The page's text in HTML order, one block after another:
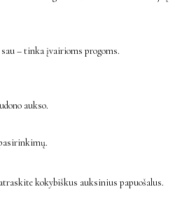
– tinka įvairioms progoms.
aukso.
kokybiškus auksinius papuošalus.